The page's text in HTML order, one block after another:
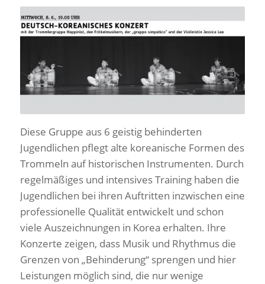
Diese Gruppe aus 6 geistig behinderten
Jugendlichen pflegt alte koreanische Formen des
Trommeln auf historischen Instrumenten. Durch
regelmäßiges und intensives Training haben die
Jugendlichen bei ihren Auftritten inzwischen eine
professionelle Qualität entwickelt und schon
viele Auszeichnungen in Korea erhalten. Ihre
Konzerte zeigen, dass Musik und Rhythmus die
Grenzen von „Behinderung“ sprengen und hier
Leistungen möglich sind, die nur wenige